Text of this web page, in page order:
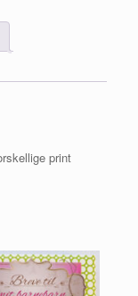
print